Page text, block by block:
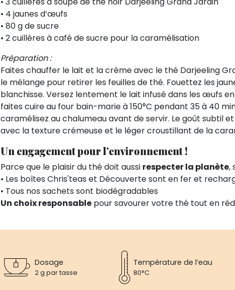
• 4 jaunes d’œufs
• 80 g de sucre
• 2 cuillères à café de sucre pour la caramélisation
Préparation :
Faites chauffer le lait et la crème avec le thé Darjeeling
le mélange pour retirer les feuilles de thé. Fouettez les
blanchisse. Versez lentement le lait infusé dans les œufs
faites cuire au four bain-marie à 150°C pendant 35 à 40
caramélisez au chalumeau avant de servir. Le goût subtil
avec la texture crémeuse et le léger croustillant de la
Un engagement pour l’environnement !
Parce que le plaisir du thé doit aussi respecter la planète,
• Les boîtes Chris'teas et Découverte sont en fer et
• Tous nos sachets sont biodégradables
Un choix responsable pour savourer votre thé tout en
Dosage
2 g par tasse
Température de l’eau
80°C